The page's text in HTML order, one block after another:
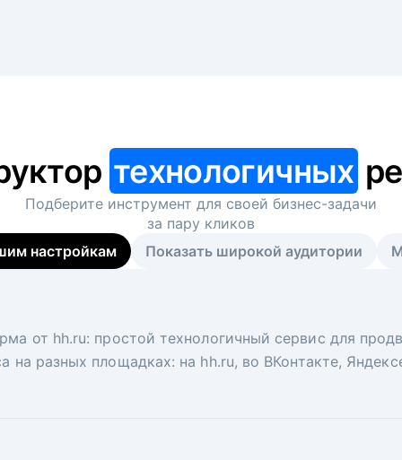
технологичных
Подберите инструмент для своей бизнес-задачи
за пару кликов
настройкам
Показать широкой аудитории
от hh.ru: простой технологичный сервис для
на разных площадках: на hh.ru, во ВКонтакте,
вакансий на главной странице hh.ru.
ключ. Решите, сколько кандидатов и когда вам
рекрутеры и проектные менеджеры hh.ru с